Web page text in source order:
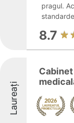
pragul.
8.7
Laureați